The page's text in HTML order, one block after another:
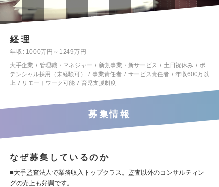
経理
年収
1000万円～1249万円
大手企業
管理職・マネジャー 新規事業・新サービス 土日祝休み
ポ
テンシャル採用（未経験可）
事業責任者 サービス責任者
年収600万以
上
リモートワーク可能 育児支援制度
募集情報
なぜ募集しているのか
■大手監査法人で業務収入トップクラス。監査以外のコンサルティン
グの売上も好調です。